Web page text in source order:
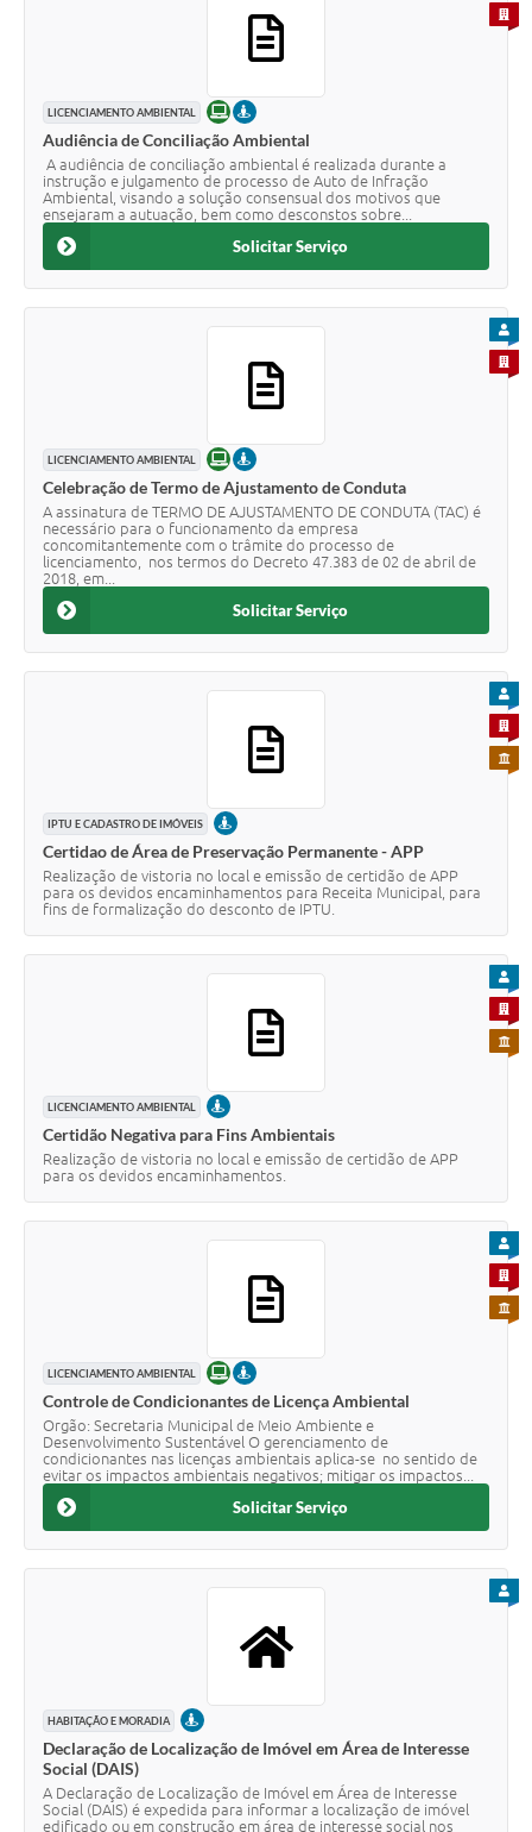
LICENCIAMENTO AMBIENTAL ONLINEPRESENCIAL
Audiência de Conciliação Ambiental
A audiência de conciliação ambiental é realizada durante a
instrução e julgamento de processo de Auto de Infração
Ambiental, visando a solução consensual dos motivos que
ensejaram a autuação, bem como desconstos sobre...
PARA
Solicitar Serviço
LICENCIAMENTO AMBIENTAL ONLINEPRESENCIAL
Celebração de Termo de Ajustamento de Conduta
A assinatura de TERMO DE AJUSTAMENTO DE CONDUTA (TAC) é
necessário para o funcionamento da empresa
concomitantemente com o trâmite do processo de
licenciamento, nos termos do Decreto 47.383 de 02 de abril de
2018, em...
PARA
Solicitar Serviço
IPTU E CADASTRO DE IMÓVEIS PRESENCIAL
Certidao de Área de Preservação Permanente - APP
Realização de vistoria no local e emissão de certidão de APP
para os devidos encaminhamentos para Receita Municipal, para
fins de formalização do desconto de IPTU.
PARA
PARA
LICENCIAMENTO AMBIENTAL PRESENCIAL
Certidão Negativa para Fins Ambientais
Realização de vistoria no local e emissão de certidão de APP
para os devidos encaminhamentos.
PARA
PARA
LICENCIAMENTO AMBIENTAL ONLINEPRESENCIAL
Controle de Condicionantes de Licença Ambiental
Orgão: Secretaria Municipal de Meio Ambiente e
Desenvolvimento Sustentável O gerenciamento de
condicionantes nas licenças ambientais aplica-se no sentido de
evitar os impactos ambientais negativos; mitigar os impactos...
PARA
PARA
Solicitar Serviço
HABITAÇÃO E MORADIA PRESENCIAL
Declaração de Localização de Imóvel em Área de Interesse
Social (DAIS)
A Declaração de Localização de Imóvel em Área de Interesse
Social (DAIS) é expedida para informar a localização de imóvel
edificado ou em construção em área de interesse social nos